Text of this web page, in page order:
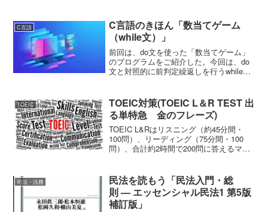
果については、別の機会で説明すること
にして、今回は、婚姻の解...
C言語
C言語のきほん「数当てゲーム
（while文）」
前回は、do文を使った「数当てゲーム」
のプログラムをご紹介した。今回は、do
文と対照的に前判定繰返しを行うwhile文
は、 Windows 11 Home（23H2）上
で、 Vi...
TOEIC
TOEIC対策(TOEIC L＆R TEST 出
る単特急 金のフレーズ)
TOEIC L&Rはリスニング（約45分間・
100問）、リーディング（75分間・100
問）、合計約2時間で200問に答えるマー
ている。そして、毎回感じること...
司法・法務
民法を読もう「民法入門・総
則 — エッセンシャル民法1 第5版
補訂版」